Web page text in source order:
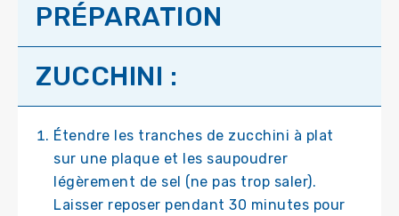
PRÉPARATION
ZUCCHINI :
Étendre les tranches de zucchini à plat
sur une plaque et les saupoudrer
légèrement de sel (ne pas trop saler).
Laisser reposer pendant 30 minutes pour